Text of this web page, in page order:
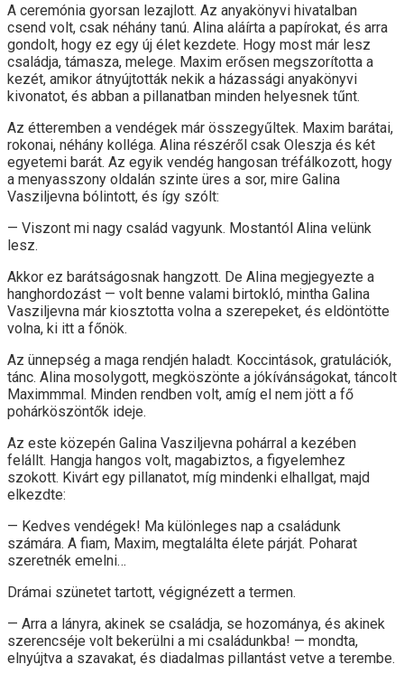
A ceremónia gyorsan lezajlott. Az anyakönyvi hivatalban
csend volt, csak néhány tanú. Alina aláírta a papírokat, és arra
gondolt, hogy ez egy új élet kezdete. Hogy most már lesz
családja, támasza, melege. Maxim erősen megszorította a
kezét, amikor átnyújtották nekik a házassági anyakönyvi
kivonatot, és abban a pillanatban minden helyesnek tűnt.
Az étteremben a vendégek már összegyűltek. Maxim barátai,
rokonai, néhány kolléga. Alina részéről csak Oleszja és két
egyetemi barát. Az egyik vendég hangosan tréfálkozott, hogy
a menyasszony oldalán szinte üres a sor, mire Galina
Vasziljevna bólintott, és így szólt:
— Viszont mi nagy család vagyunk. Mostantól Alina velünk
lesz.
Akkor ez barátságosnak hangzott. De Alina megjegyezte a
hanghordozást — volt benne valami birtokló, mintha Galina
Vasziljevna már kiosztotta volna a szerepeket, és eldöntötte
volna, ki itt a főnök.
Az ünnepség a maga rendjén haladt. Koccintások, gratulációk,
tánc. Alina mosolygott, megköszönte a jókívánságokat, táncolt
Maximmmal. Minden rendben volt, amíg el nem jött a fő
pohárköszöntők ideje.
Az este közepén Galina Vasziljevna pohárral a kezében
felállt. Hangja hangos volt, magabiztos, a figyelemhez
szokott. Kivárt egy pillanatot, míg mindenki elhallgat, majd
elkezdte:
— Kedves vendégek! Ma különleges nap a családunk
számára. A fiam, Maxim, megtalálta élete párját. Poharat
szeretnék emelni…
Drámai szünetet tartott, végignézett a termen.
— Arra a lányra, akinek se családja, se hozománya, és akinek
szerencséje volt bekerülni a mi családunkba! — mondta,
elnyújtva a szavakat, és diadalmas pillantást vetve a terembe.